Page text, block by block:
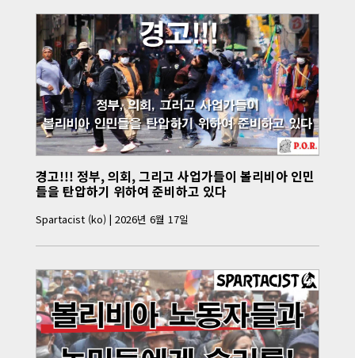
경고!!! 정부, 의회, 그리고 사업가들이 볼리비아 인민
들을 탄압하기 위하여 준비하고 있다
Spartacist (ko) | 2026년 6월 17일